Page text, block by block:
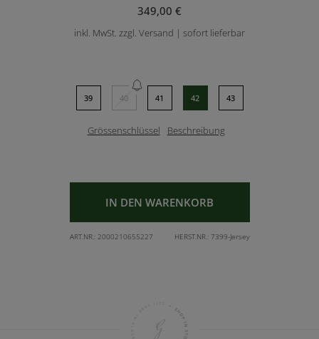
349,00 €
inkl. MwSt. zzgl. Versand | sofort lieferbar
39 40 41 42 43
Grössenschlüssel Beschreibung
IN DEN WARENKORB
ART.NR.: 2000210655227 HERST.NR.: 7399-Jersey